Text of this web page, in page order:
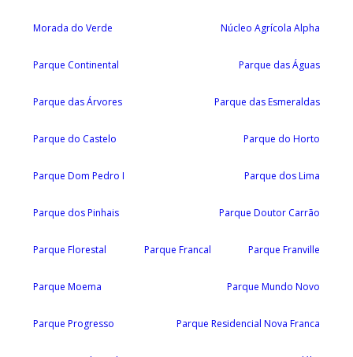
Morada do Verde Núcleo Agrícola Alpha
Parque Continental Parque das Águas
Parque das Árvores Parque das Esmeraldas
Parque do Castelo Parque do Horto
Parque Dom Pedro I Parque dos Lima
Parque dos Pinhais Parque Doutor Carrão
Parque Florestal Parque Francal Parque Franville
Parque Moema Parque Mundo Novo
Parque Progresso Parque Residencial Nova Franca